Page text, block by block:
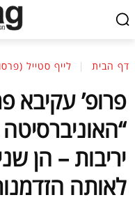
דף הבית לייף סטייל
פרופ’ עקיבא
יריבות – הן
לאותה